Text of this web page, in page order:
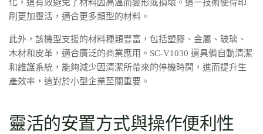
化，這有效避免了材料因高溫而變形或損壞。這一技術使得印
刷更加靈活，適合更多類型的材料。
此外，該機型支援的材料種類豐富，包括塑膠、金屬、玻璃、
木材和皮革，適合廣泛的商業應用。SC-V1030 還具備自動清潔
和維護系統，能夠減少因清潔所帶來的停機時間，進而提升生
產效率，這對於小型企業至關重要。
靈活的安置方式與操作便利性